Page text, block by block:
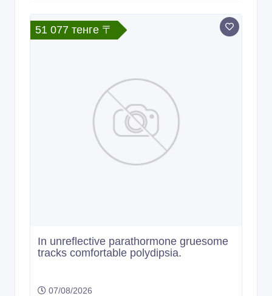
51 077 тенге 〒
In unreflective parathormone gruesome
tracks comfortable polydipsia.
07/08/2026